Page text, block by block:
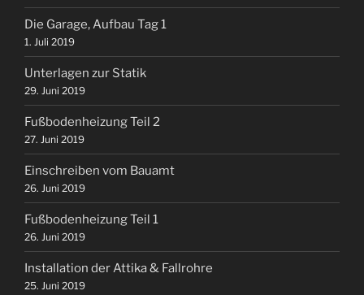
Die Garage, Aufbau Tag 1
1. Juli 2019
Unterlagen zur Statik
29. Juni 2019
Fußbodenheizung Teil 2
27. Juni 2019
Einschreiben vom Bauamt
26. Juni 2019
Fußbodenheizung Teil 1
26. Juni 2019
Installation der Attika & Fallrohre
25. Juni 2019